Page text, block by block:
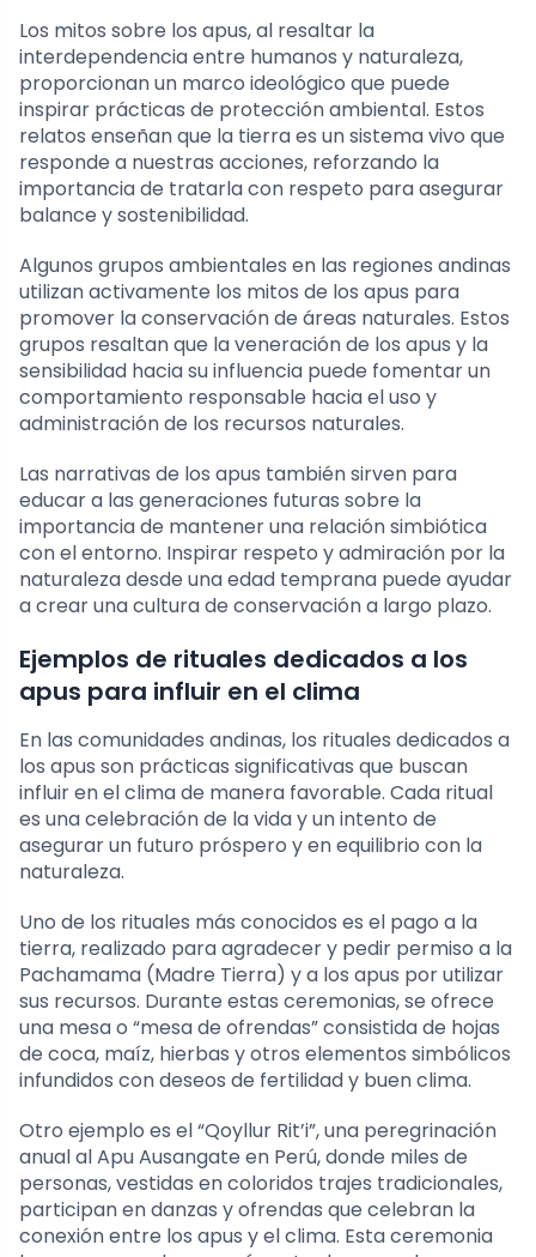
Los mitos sobre los apus, al resaltar la
interdependencia entre humanos y naturaleza,
proporcionan un marco ideológico que puede
inspirar prácticas de protección ambiental. Estos
relatos enseñan que la tierra es un sistema vivo que
responde a nuestras acciones, reforzando la
importancia de tratarla con respeto para asegurar
balance y sostenibilidad.
Algunos grupos ambientales en las regiones andinas
utilizan activamente los mitos de los apus para
promover la conservación de áreas naturales. Estos
grupos resaltan que la veneración de los apus y la
sensibilidad hacia su influencia puede fomentar un
comportamiento responsable hacia el uso y
administración de los recursos naturales.
Las narrativas de los apus también sirven para
educar a las generaciones futuras sobre la
importancia de mantener una relación simbiótica
con el entorno. Inspirar respeto y admiración por la
naturaleza desde una edad temprana puede ayudar
a crear una cultura de conservación a largo plazo.
Ejemplos de rituales dedicados a los
apus para influir en el clima
En las comunidades andinas, los rituales dedicados a
los apus son prácticas significativas que buscan
influir en el clima de manera favorable. Cada ritual
es una celebración de la vida y un intento de
asegurar un futuro próspero y en equilibrio con la
naturaleza.
Uno de los rituales más conocidos es el pago a la
tierra, realizado para agradecer y pedir permiso a la
Pachamama (Madre Tierra) y a los apus por utilizar
sus recursos. Durante estas ceremonias, se ofrece
una mesa o “mesa de ofrendas” consistida de hojas
de coca, maíz, hierbas y otros elementos simbólicos
infundidos con deseos de fertilidad y buen clima.
Otro ejemplo es el “Qoyllur Rit’i”, una peregrinación
anual al Apu Ausangate en Perú, donde miles de
personas, vestidas en coloridos trajes tradicionales,
participan en danzas y ofrendas que celebran la
conexión entre los apus y el clima. Esta ceremonia